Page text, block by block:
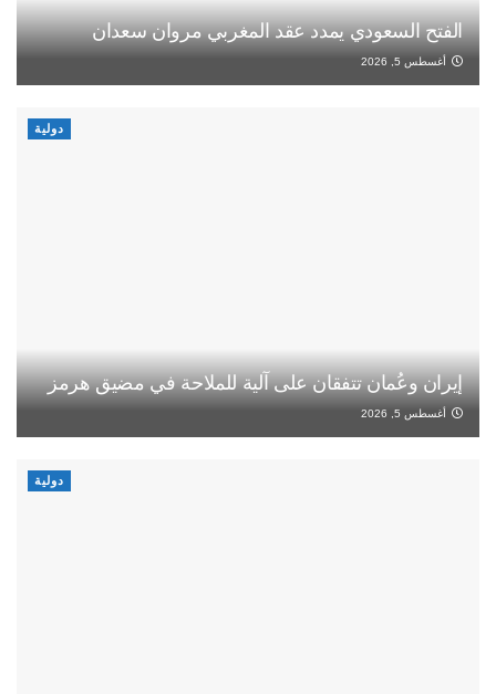
الفتح السعودي يمدد عقد المغربي مروان سعدان
أغسطس 5, 2026
دولية
إيران وعُمان تتفقان على آلية للملاحة في مضيق هرمز
أغسطس 5, 2026
دولية